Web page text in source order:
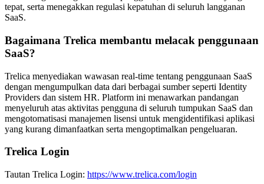
tepat, serta menegakkan regulasi kepatuhan di seluruh langganan
SaaS.
Bagaimana Trelica membantu melacak penggunaan
SaaS?
Trelica menyediakan wawasan real-time tentang penggunaan SaaS
dengan mengumpulkan data dari berbagai sumber seperti Identity
Providers dan sistem HR. Platform ini menawarkan pandangan
menyeluruh atas aktivitas pengguna di seluruh tumpukan SaaS dan
mengotomatisasi manajemen lisensi untuk mengidentifikasi aplikasi
yang kurang dimanfaatkan serta mengoptimalkan pengeluaran.
Trelica Login
Tautan Trelica Login: https://www.trelica.com/login